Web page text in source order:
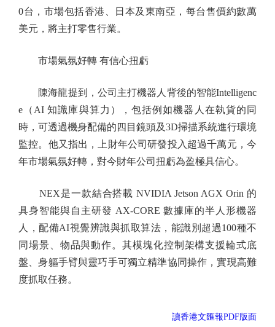
0台，市場包括香港、日本及東南亞，每台售價約數萬
美元，將主打零售行業。
市場氣氛好轉 有信心扭虧
陳海龍提到，公司主打機器人背後的智能Intelligenc
e（AI 知識庫與算力），包括例如機器人在執貨的同
時，可透過機身配備的四目鏡頭及3D掃描系統進行環境
監控。他又指出，上財年公司研發投入超過千萬元，今
年市場氣氛好轉，對今財年公司扭虧為盈極具信心。
NEX是一款結合搭載 NVIDIA Jetson AGX Orin 的
具身智能與自主研發 AX-CORE 數據庫的半人形機器
人，配備AI視覺辨識與抓取算法，能識別超過100種不
同場景、物品與動作。其模塊化控制架構支援輪式底
盤、身軀手臂與靈巧手可獨立精準協同操作，實現高難
度抓取任務。
讀香港文匯報PDF版面